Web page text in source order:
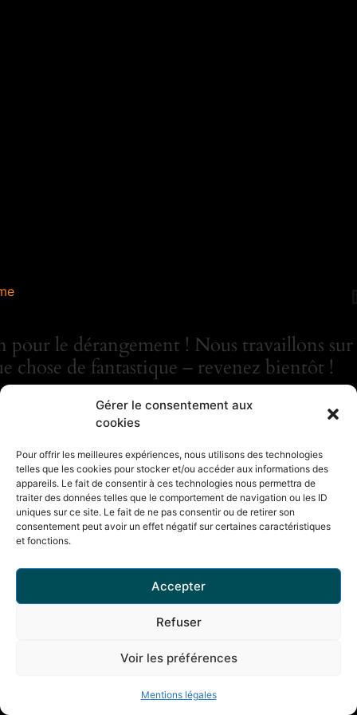
Gérer le consentement aux
cookies
Pour offrir les meilleures expériences, nous utilisons des technologies
telles que les cookies pour stocker et/ou accéder aux informations des
appareils. Le fait de consentir à ces technologies nous permettra de
traiter des données telles que le comportement de navigation ou les ID
uniques sur ce site. Le fait de ne pas consentir ou de retirer son
consentement peut avoir un effet négatif sur certaines caractéristiques
et fonctions.
Accepter
Refuser
Voir les préférences
Mentions légales
pour le dérangement ! Nous travaillons sur
chose de fantastique – revenez bientôt !